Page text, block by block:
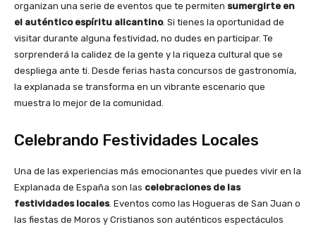
organizan una serie de eventos que te permiten sumergirte en
el auténtico espíritu alicantino. Si tienes la oportunidad de
visitar durante alguna festividad, no dudes en participar. Te
sorprenderá la calidez de la gente y la riqueza cultural que se
despliega ante ti. Desde ferias hasta concursos de gastronomía,
la explanada se transforma en un vibrante escenario que
muestra lo mejor de la comunidad.
Celebrando Festividades Locales
Una de las experiencias más emocionantes que puedes vivir en la
Explanada de España son las celebraciones de las
festividades locales. Eventos como las Hogueras de San Juan o
las fiestas de Moros y Cristianos son auténticos espectáculos